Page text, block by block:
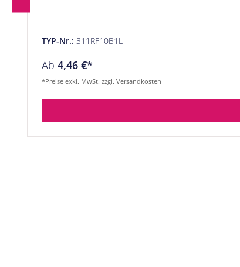
TYP-Nr.: 311RF10B1L
Ab 4,46 €*
*Preise exkl. MwSt. zzgl. Versandkosten